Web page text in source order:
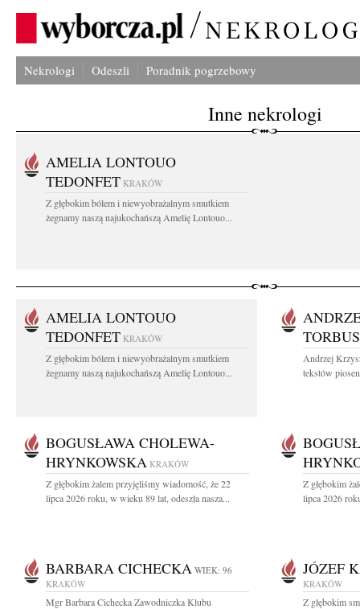
Nekrologi Odeszli Poradnik pogrzebowy
Inne nekrologi
AMELIA LONTOUO
TEDONFET KRAKÓW
Z głębokim bólem i niewyobrażalnym smutkiem
żegnamy naszą najukochańszą Amelię Lontouo...
AMELIA LONTOUO
TEDONFET KRAKÓW
Z głębokim bólem i niewyobrażalnym smutkiem
żegnamy naszą najukochańszą Amelię Lontouo...
TORBUS
Andrzej
tekstów
BOGUSŁAWA CHOLEWA-
HRYNKOWSKA KRAKÓW
Z głębokim żalem przyjęliśmy wiadomość, że 22
lipca 2026 roku, w wieku 89 lat, odeszła nasza...
Z głębokim
lipca 2026
BARBARA CICHECKA WIEK: 96
KRAKÓW
Mgr Barbara Cichecka Zawodniczka Klubu
JÓZEF
KRAKÓW
Z głębokim